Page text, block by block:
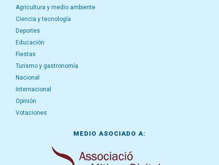
Agricultura y medio ambiente
Ciencia y tecnología
Deportes
Educación
Fiestas
Turismo y gastronomía
Nacional
Internacional
Opinión
Votaciones
MEDIO ASOCIADO A: